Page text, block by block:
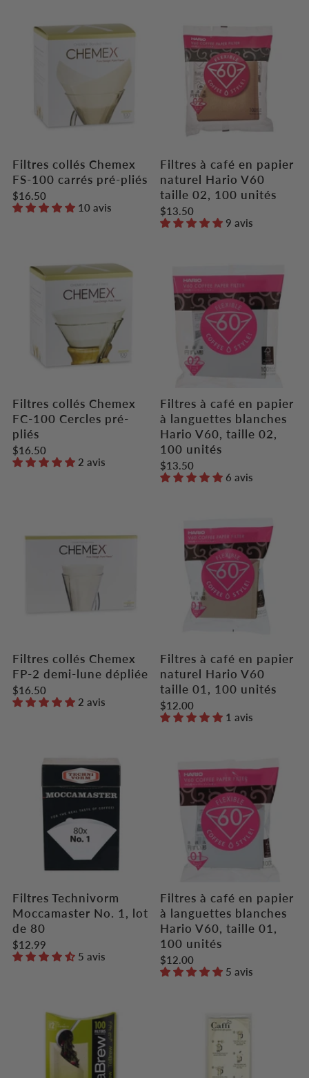
Filtres collés Chemex
FS-100 carrés pré-pliés
$16.50
10 avis
Filtres à café en papier
naturel Hario V60
taille 02, 100 unités
$13.50
9 avis
Filtres collés Chemex
FC-100 Cercles pré-
pliés
$16.50
2 avis
Filtres à café en papier
à languettes blanches
Hario V60, taille 02,
100 unités
$13.50
6 avis
Filtres collés Chemex
FP-2 demi-lune dépliée
$16.50
2 avis
Filtres à café en papier
naturel Hario V60
taille 01, 100 unités
$12.00
1 avis
Filtres Technivorm
Moccamaster No. 1, lot
de 80
$12.99
5 avis
Filtres à café en papier
à languettes blanches
Hario V60, taille 01,
100 unités
$12.00
5 avis